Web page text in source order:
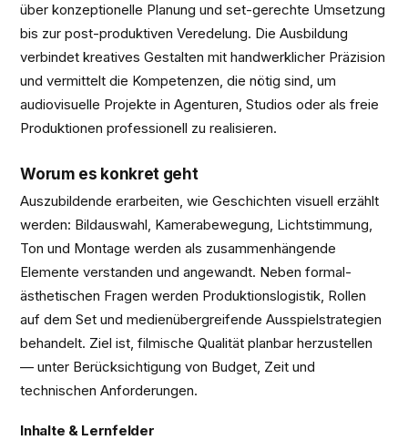
über konzeptionelle Planung und set-gerechte Umsetzung
bis zur post-produktiven Veredelung. Die Ausbildung
verbindet kreatives Gestalten mit handwerklicher Präzision
und vermittelt die Kompetenzen, die nötig sind, um
audiovisuelle Projekte in Agenturen, Studios oder als freie
Produktionen professionell zu realisieren.
Worum es konkret geht
Auszubildende erarbeiten, wie Geschichten visuell erzählt
werden: Bildauswahl, Kamerabewegung, Lichtstimmung,
Ton und Montage werden als zusammenhängende
Elemente verstanden und angewandt. Neben formal-
ästhetischen Fragen werden Produktionslogistik, Rollen
auf dem Set und medienübergreifende Ausspielstrategien
behandelt. Ziel ist, filmische Qualität planbar herzustellen
— unter Berücksichtigung von Budget, Zeit und
technischen Anforderungen.
Inhalte & Lernfelder